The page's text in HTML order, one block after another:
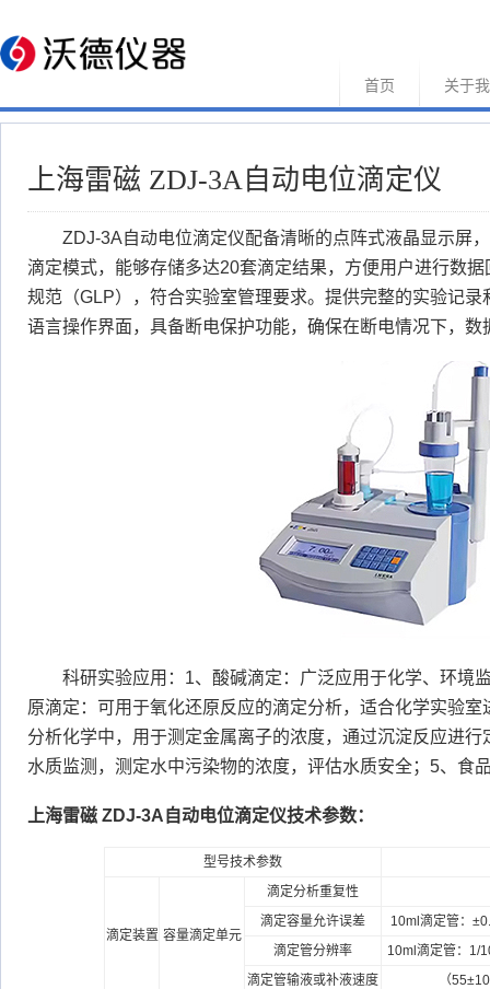
首页 关于
上海雷磁 ZDJ-3A自动电位滴定仪
ZDJ-3A自动电位滴定仪配备清晰的点阵式液晶显示屏
滴定模式，能够存储多达20套滴定结果，方便用户进行数
规范（GLP），符合实验室管理要求。提供完整的实验记
语言操作界面，具备断电保护功能，确保在断电情况下，数
科研实验应用：1、酸碱滴定：广泛应用于化学、环境
原滴定：可用于氧化还原反应的滴定分析，适合化学实验
分析化学中，用于测定金属离子的浓度，通过沉淀反应进
水质监测，测定水中污染物的浓度，评估水质安全；5、食
上海雷磁 ZDJ-3A自动电位滴定仪技术参数：
型号技术参数
滴定装置 容量滴定单元
滴定分析重复性
滴定容量允许误差
10ml滴定管：
滴定管分辨率
10ml滴定管：1/
滴定管输液或补液速度
（